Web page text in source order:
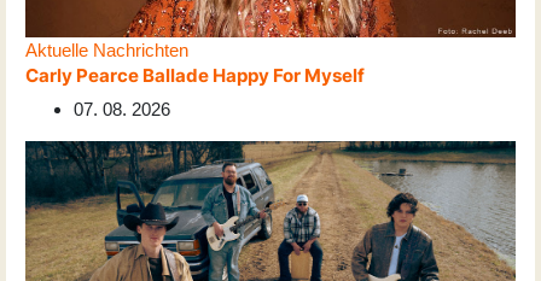
Aktuelle Nachrichten
Carly Pearce Ballade Happy For Myself
07. 08. 2026